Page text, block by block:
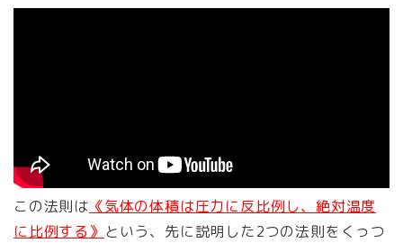
この法則は 《気体の体積は圧力に反比例し、絶対温度
に比例する》 という、先に説明した2つの法則をくっつ